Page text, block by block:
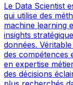
Le Data Scientist
qui utilise des
machine learning
insights
données.
des compétences
en expertise
des décisions